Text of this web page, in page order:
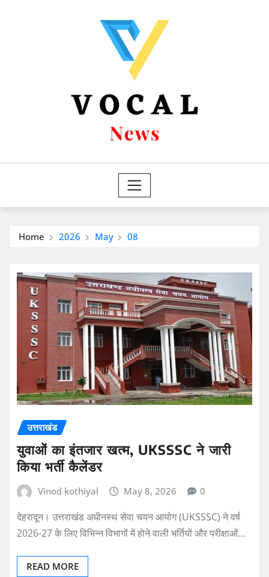
Home 2026 May 08
उत्तराखंड
युवाओं का इंतजार खत्म, UKSSSC ने जारी
किया भर्ती कैलेंडर
Vinod kothiyal May 8, 2026 0
देहरादून। उत्तराखंड अधीनस्थ सेवा चयन आयोग (UKSSSC) ने वर्ष
2026-27 के लिए विभिन्न विभागों में होने वाली भर्तियों और परीक्षाओं…
READ MORE